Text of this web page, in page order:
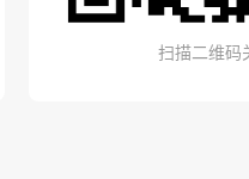
扫描二维码